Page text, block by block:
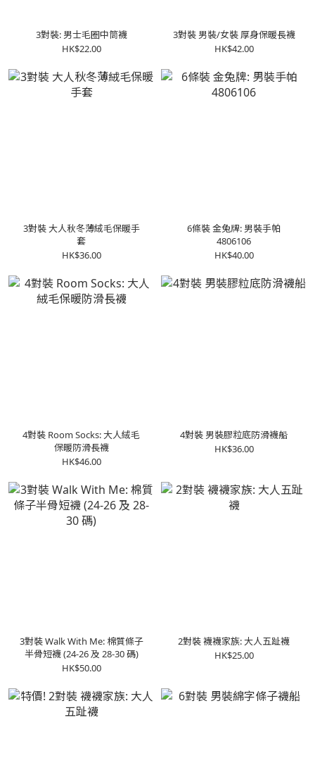
3對裝: 男士毛圈中筒襪
HK$22.00
3對裝 男裝/女裝 厚身保暖長襪
HK$42.00
3對裝 大人秋冬薄絨毛保暖手
套
HK$36.00
6條裝 金兔牌: 男裝手帕
4806106
HK$40.00
4對裝 Room Socks: 大人絨毛
保暖防滑長襪
HK$46.00
4對裝 男裝膠粒底防滑襪船
HK$36.00
3對裝 Walk With Me: 棉質條子
半骨短襪 (24-26 及 28-30 碼)
HK$50.00
2對裝 襪襪家族: 大人五趾襪
HK$25.00